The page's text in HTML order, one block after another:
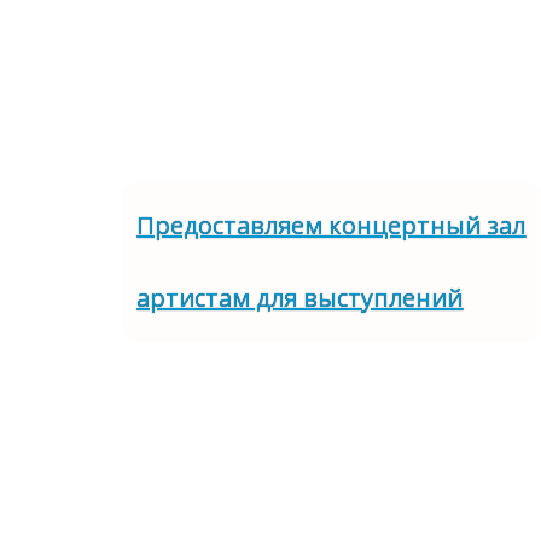
Предоставляем концертный зал
артистам для выступлений